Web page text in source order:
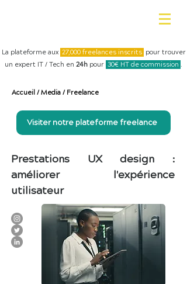
La plateforme aux 27,000 freelances inscrits pour trouver
un expert IT / Tech en 24h pour 30€ HT de commission .
Accueil / Media / Freelance
Visiter notre plateforme freelance
Prestations UX design :
améliorer l'expérience
utilisateur